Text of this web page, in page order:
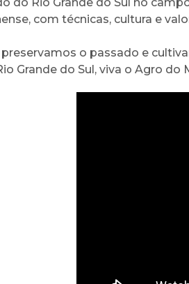
com técnicas, cultura e
preservamos o passado e
Grande do Sul, viva o Agro do